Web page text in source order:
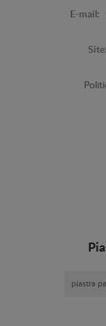
E-mail:
Site:
piastra